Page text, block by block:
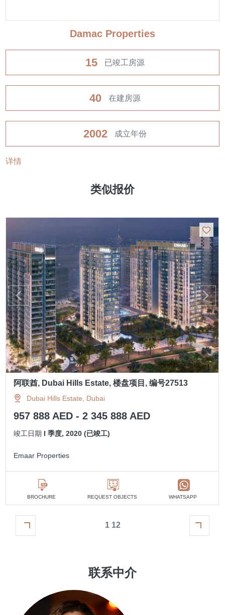
Damac Properties
15 已竣工房源
40 在建房源
2002 成立年份
详情
类似报价
阿联酋, Dubai Hills Estate, 楼盘项目, 编号27513
Dubai Hills Estate, Dubai
957 888 AED - 2 345 888 AED
竣工日期 I 季度, 2020 (已竣工)
Emaar Properties
BROCHURE REQUEST OBJECTS WHATSAPP
1 12
联系中介